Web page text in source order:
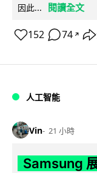
因此...
閱讀全文
152 74 ↗
人工智能
Vin 21 小時
Samsung